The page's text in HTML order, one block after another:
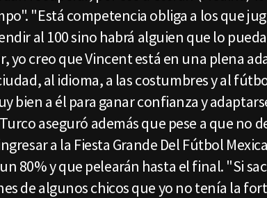
"Está competencia obliga a los que
al 100 sino habrá alguien que lo pueda
yo creo que Vincent está en una plena
al idioma, a las costumbres y al
bien a él para ganar confianza y
aseguró además que pese a que no
a la Fiesta Grande Del Fútbol
80% y que pelearán hasta el final. "Si
de algunos chicos que yo no tenía la